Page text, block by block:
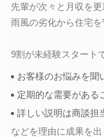
先輩が次々と月収を更
雨風の劣化から住宅を
9割が未経験スタート
お客様のお悩みを聞
定期的な需要がある
詳しい説明は商談担
などを理由に成果を